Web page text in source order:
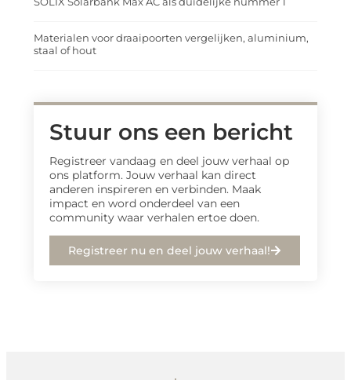
Materialen voor draaipoorten vergelijken, aluminium,
staal of hout
Stuur ons een bericht
Registreer vandaag en deel jouw verhaal op
ons platform. Jouw verhaal kan direct
anderen inspireren en verbinden. Maak
impact en word onderdeel van een
community waar verhalen ertoe doen.
Registreer nu en deel jouw verhaal!